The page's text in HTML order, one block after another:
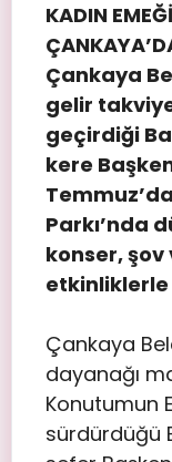
KADIN
Çankaya
gelir
geçirdiği
kere
Parkı’nda
konser,
Çankaya
dayanağı
Konutumun
sürdürdüğü